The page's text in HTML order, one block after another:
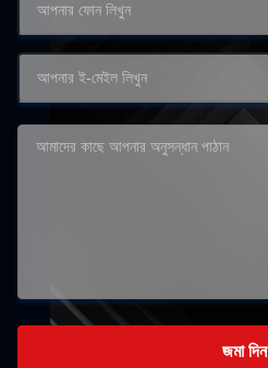
জমা দিন